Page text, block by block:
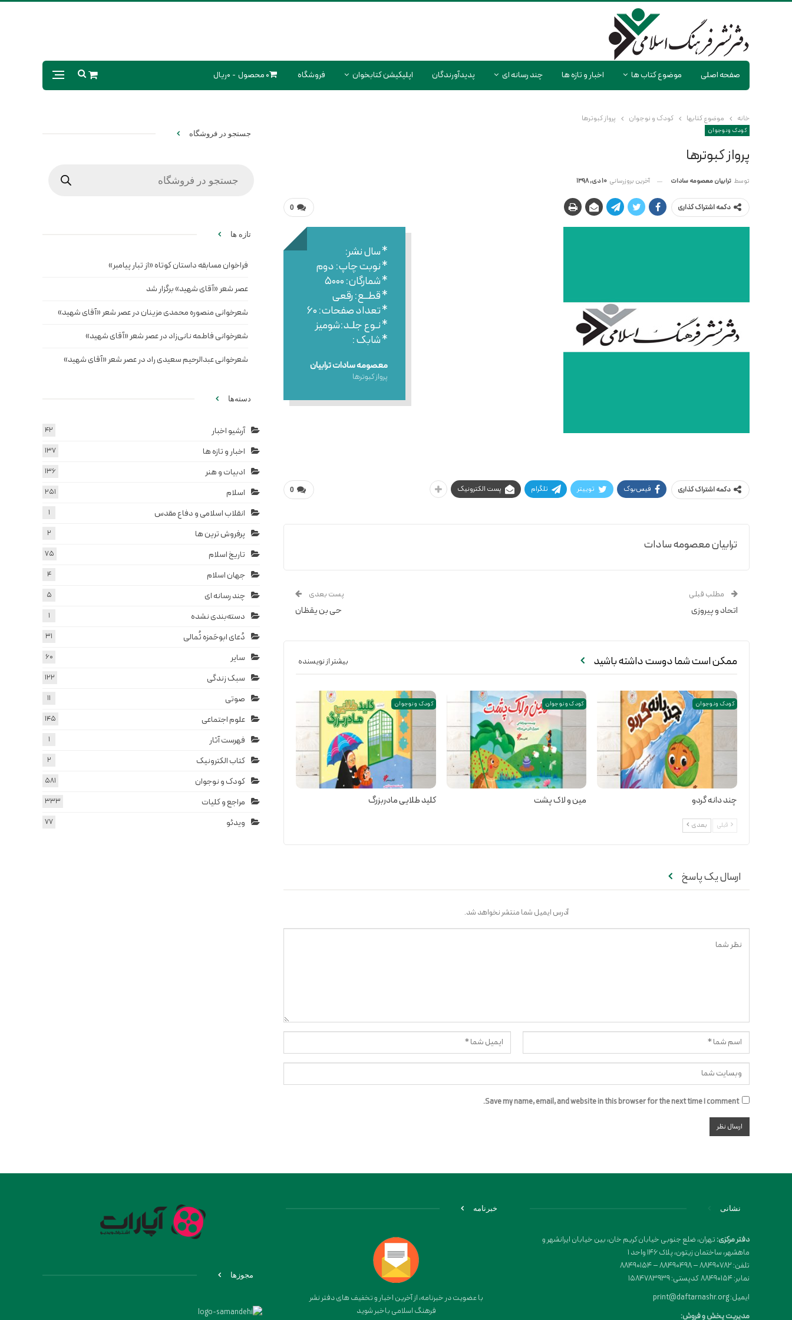
صفحه اصلی موضوع کتاب ها اخبار و تازه ها چند رسانه ای پدیدآورندگان اپلیکیشن کتابخوان فروشگاه 0 محصول 0ریال
خانه موضوع کتابها کودک و نوجوان پرواز کبوترها
کودک و نوجوان
پرواز کبوترها
توسط ترابیان معصومه سادات آخرین بروزرسانی 10 دی, 1398
0 دکمه اشتراک گذاری
* سال نشر:
* نوبت چاپ: دوم
* شمارگان: ۵۰۰۰
* قطــع: رقعی
* تعداد صفحات: ۶۰
* نـوع جلـد:شومیز
* شابک :
معصومه سادات ترابیان
پرواز کبوترها
0 دکمه اشتراک گذاری فیس‌بوک توییتر تلگرام پست الکترونیک
ترابیان معصومه سادات
مطلب قبلی
اتحاد و پیروزی
پست بعدی
حی بن یقظان
ممکن است شما دوست داشته باشید بیشتر از نویسنده
کودک و نوجوان
چند دانه گردو
کودک و نوجوان
مین و لاک پشت
کودک و نوجوان
کلید طلایی مادربزرگ
قبلی بعدی
ارسال یک پاسخ
آدرس ایمیل شما منتشر نخواهد شد.
Save my name, email, and website in this browser for the next time I comment.
جستجو در فروشگاه
تازه ها
فراخوان مسابقه داستان کوتاه «از تبار پیامبر»
عصر شعر «آقای شهید» برگزار شد
شعرخوانی منصوره محمدی مزینان در عصر شعر «آقای شهید»
شعرخوانی فاطمه نانی‌زاد در عصر شعر «آقای شهید»
شعرخوانی عبدالرحیم سعیدی راد در عصر شعر «آقای شهید»
دسته‌ها
آرشیو اخبار 42
اخبار و تازه ها 137
ادبیات و هنر 136
اسلام 251
انقلاب اسلامی و دفاع مقدس 1
پرفروش ترین ها 2
تاریخ اسلام 75
جهان اسلام 4
چند رسانه ای 5
دسته‌بندی نشده 1
دُعای ابوحَمزه ثُمالی 31
سایر 60
سبک زندگی 122
صوتی 11
علوم اجتماعی 145
فهرست آثار 1
کتاب الکترونیک 2
کودک و نوجوان 581
مراجع و کلیات 333
ویدئو 77
نشانی
دفتر مرکزی:تهران، ضلع جنوبی خیابان کریم خان، بین خیابان ایرانشهر و
ماهشهر، ساختمان زیتون، پلاک 146 واحد 1
تلفن: 88490782 – 88490498 – 88490154
نمابر: 88490154 کدپستی: 1584783939
ایمیل: print@daftarnashr.org
مدیریت پخش و فروش:
خبرنامه
با عضویت در خبرنامه، از آخرین اخبار و تخفیف های دفتر نشر
فرهنگ اسلامی باخبر شوید
مجوزها